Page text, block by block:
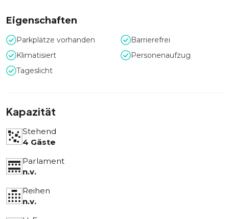
Eigenschaften
Parkplätze vorhanden
Barrierefrei
Klimatisiert
Personenaufzug
Tageslicht
Kapazität
Stehend
4 Gäste
Parlament
n.v.
Reihen
n.v.